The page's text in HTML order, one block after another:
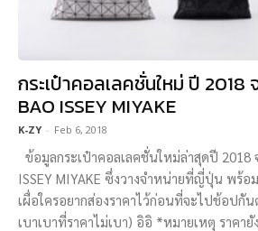
กระเป๋าคอลเลคชั่นใหม่ ปี 2018
BAO ISSEY MIYAKE
K-ZY - Feb 6, 2018
ข้อมูลกระเป๋าคอลเลคชั่นใหม่ล่าสุดปี 2018
ISSEY MIYAKE ซึ่งวางจำหน่ายที่ญี่ปุ่น พร้อ
เผื่อใครอยากส่องราคาไว้ก่อนที่จะไปช้อปกั
เบาเบาที่ราคาไม่เบา) อิอิ *หมายเหตุ ราคา